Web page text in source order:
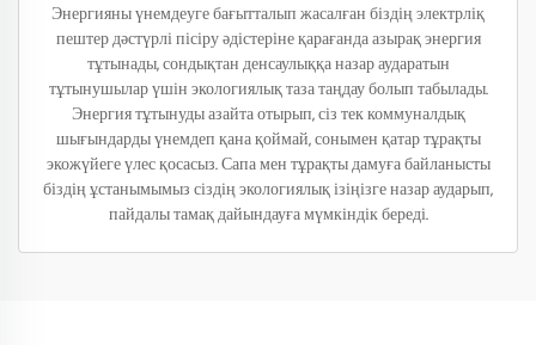
Энергияны үнемдеуге бағытталып жасалған біздің электрліқ
пештер дәстүрлі пісіру әдістеріне қарағанда азырақ энергия
тұтынады, сондықтан денсаулыққа назар аударатын
тұтынушылар үшін экологиялық таза таңдау болып табылады.
Энергия тұтынуды азайта отырып, сіз тек коммуналдық
шығындарды үнемдеп қана қоймай, сонымен қатар тұрақты
экожүйеге үлес қосасыз. Сапа мен тұрақты дамуға байланысты
біздің ұстанымымыз сіздің экологиялық ізіңізге назар аударып,
пайдалы тамақ дайындауға мүмкіндік береді.